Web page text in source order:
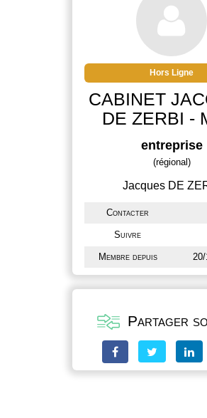
Hors Ligne
CABINET
DE ZERBI -
entreprise
(régional)
Jacques DE
Contacter
Suivre
Membre depuis
Partager